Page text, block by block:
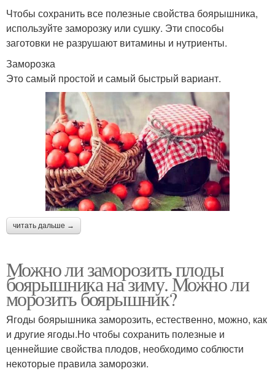
Чтобы сохранить все полезные свойства боярышника,
используйте заморозку или сушку. Эти способы
заготовки не разрушают витамины и нутриенты.
Заморозка
Это самый простой и самый быстрый вариант.
читать дальше →
Можно ли заморозить плоды
боярышника на зиму. Можно ли
морозить боярышник?
Ягоды боярышника заморозить, естественно, можно, как
и другие ягоды.Но чтобы сохранить полезные и
ценнейшие свойства плодов, необходимо соблюсти
некоторые правила заморозки.